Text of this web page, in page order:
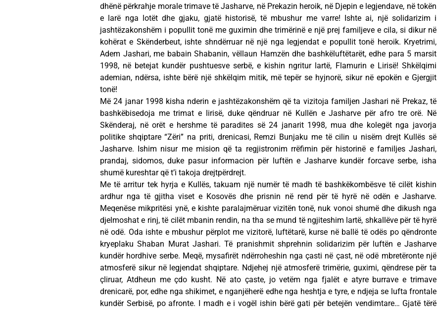
dhënë përkrahje morale trimave të Jasharve, në Prekazin heroik, në Djepin e legjendave, në tokën
e larë nga lotët dhe gjaku, gjatë historisë, të mbushur me varre! Ishte ai, një solidarizim i
jashtëzakonshëm i popullit tonë me guximin dhe trimërinë e një prej familjeve e cila, si dikur në
kohërat e Skënderbeut, ishte shndërruar në një nga legjendat e popullit tonë heroik. Kryetrimi,
Adem Jashari, me babain Shabanin, vëllaun Hamzën dhe bashkëluftëtarët, edhe para 5 marsit
1998, në betejat kundër pushtuesve serbë, e kishin ngritur lartë, Flamurin e Lirisë! Shkëlqimi
ademian, ndërsa, ishte bërë një shkëlqim mitik, më tepër se hyjnorë, sikur në epokën e Gjergjit
tonë!
Më 24 janar 1998 kisha nderin e jashtëzakonshëm që ta vizitoja familjen Jashari në Prekaz, të
bashkëbisedoja me trimat e lirisë, duke qëndruar në Kullën e Jasharve për afro tre orë. Në
Skënderaj, në orët e hershme të paradites së 24 janarit 1998, mua dhe kolegët nga javorja
politike shqiptare “Zëri” na priti, drenicasi, Remzi Bunjaku me të cilin u nisëm drejt Kullës së
Jasharve. Ishim nisur me mision që ta regjistronim rrëfimin për historinë e familjes Jashari,
prandaj, sidomos, duke pasur informacion për luftën e Jasharve kundër forcave serbe, isha
shumë kureshtar që t’i takoja drejtpërdrejt.
Me të arritur tek hyrja e Kullës, takuam një numër të madh të bashkëkombësve të cilët kishin
ardhur nga të gjitha viset e Kosovës dhe prisnin në rend për të hyrë në odën e Jasharve.
Meqenëse mikpritësi ynë, e kishte paralajmëruar vizitën tonë, nuk vonoi shumë dhe dikush nga
djelmoshat e rinj, të cilët mbanin rendin, na tha se mund të ngjiteshim lartë, shkallëve për të hyrë
në odë. Oda ishte e mbushur përplot me vizitorë, luftëtarë, kurse në ballë të odës po qëndronte
kryeplaku Shaban Murat Jashari. Të pranishmit shprehnin solidarizim për luftën e Jasharve
kundër hordhive serbe. Meqë, mysafirët ndërroheshin nga çasti në çast, në odë mbretëronte një
atmosferë sikur në legjendat shqiptare. Ndjehej një atmosferë trimërie, guximi, qëndrese për ta
çliruar, Atdheun me çdo kusht. Në ato çaste, jo vetëm nga fjalët e atyre burrave e trimave
drenicarë, por, edhe nga shikimet, e nganjëherë edhe nga heshtja e tyre, e ndjeja se lufta frontale
kundër Serbisë, po afronte. I madh e i vogël ishin bërë gati për betejën vendimtare… Gjatë tërë